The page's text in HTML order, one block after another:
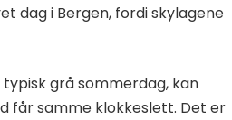
dag i Bergen, fordi skylagene
typisk grå sommerdag, kan
får samme klokkeslett. Det er